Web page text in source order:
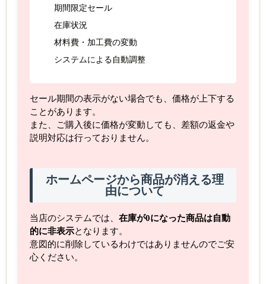
期間限定セール
在庫状況
材料費・加工費の変動
システムによる自動調整
セール期間の表示がない場合でも、価格が上下する
ことがあります。
また、ご購入後に価格が変動しても、差額の返金や
説明対応は行っておりません。
ホームページから商品が消える理
由について
当店のシステムでは、 在庫が0になった商品は自動
的に非表示となります。
意図的に削除しているわけではありませんのでご安
心ください。